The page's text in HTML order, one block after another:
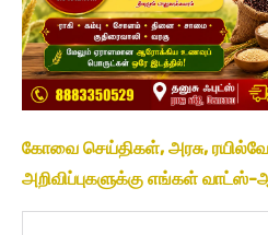
கோவை செய்திகள், அரசு,
அறிவிப்புகளுக்கு எங்கள்